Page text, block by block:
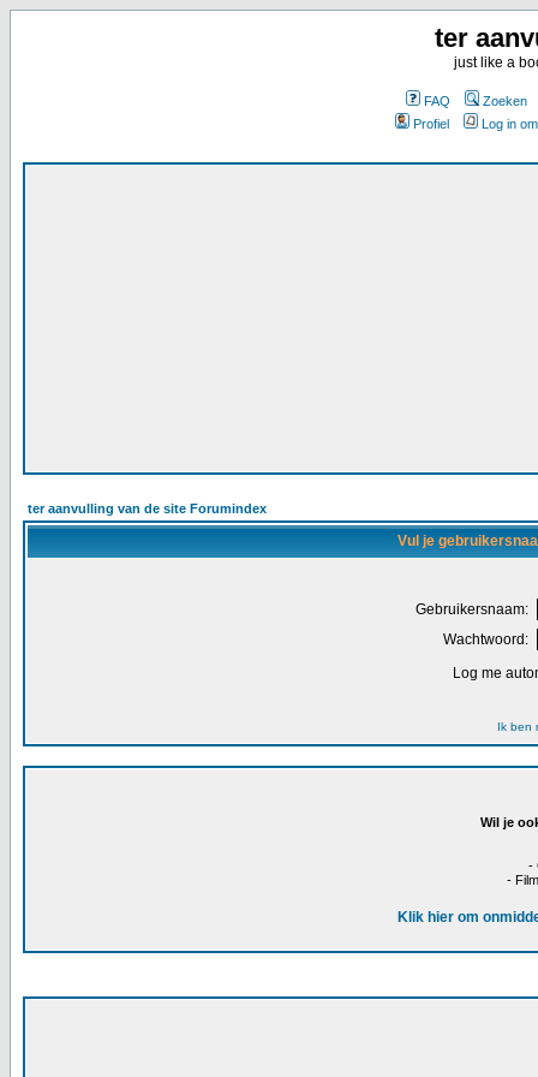
ter
just like a
FAQ
Zoeken
Profiel
Log in
ter aanvulling van de site Forumindex
Vul je
Gebruikersnaam:
Wachtwoord:
Log me
Ik ben
Wil je
-
-
Klik hier om